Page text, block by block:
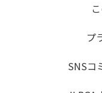
プ
SNSコ